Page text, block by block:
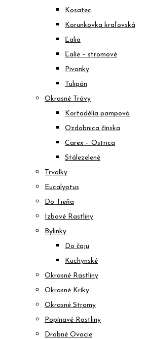
Kosatec
Korunkovka kraľovská
Ľalia
Ľalie – stromové
Pivonky
Tulipán
Okrasné Trávy
Kortadélia pampová
Ozdobnica čínska
Carex – Ostrica
Stálezelené
Trvalky
Eucalyptus
Do Tieňa
Izbové Rastliny
Bylinky
Do čaju
Kuchynské
Okrasné Rastliny
Okrasné Kríky
Okrasné Stromy
Popínavé Rastliny
Drobné Ovocie